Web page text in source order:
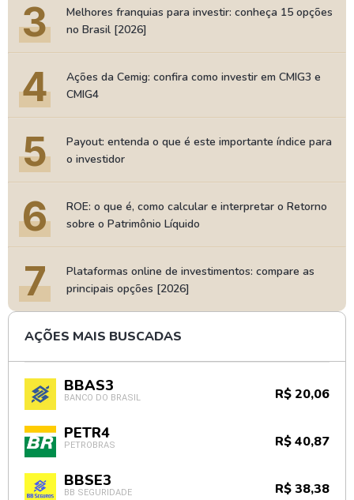
3
Melhores franquias para investir: conheça 15 opções
no Brasil [2026]
4
Ações da Cemig: confira como investir em CMIG3 e
CMIG4
5
Payout: entenda o que é este importante índice para
o investidor
6
ROE: o que é, como calcular e interpretar o Retorno
sobre o Patrimônio Líquido
7
Plataformas online de investimentos: compare as
principais opções [2026]
AÇÕES MAIS BUSCADAS
BBAS3
BANCO DO BRASIL R$ 20,06
PETR4
PETROBRAS R$ 40,87
BBSE3
BB SEGURIDADE R$ 38,38